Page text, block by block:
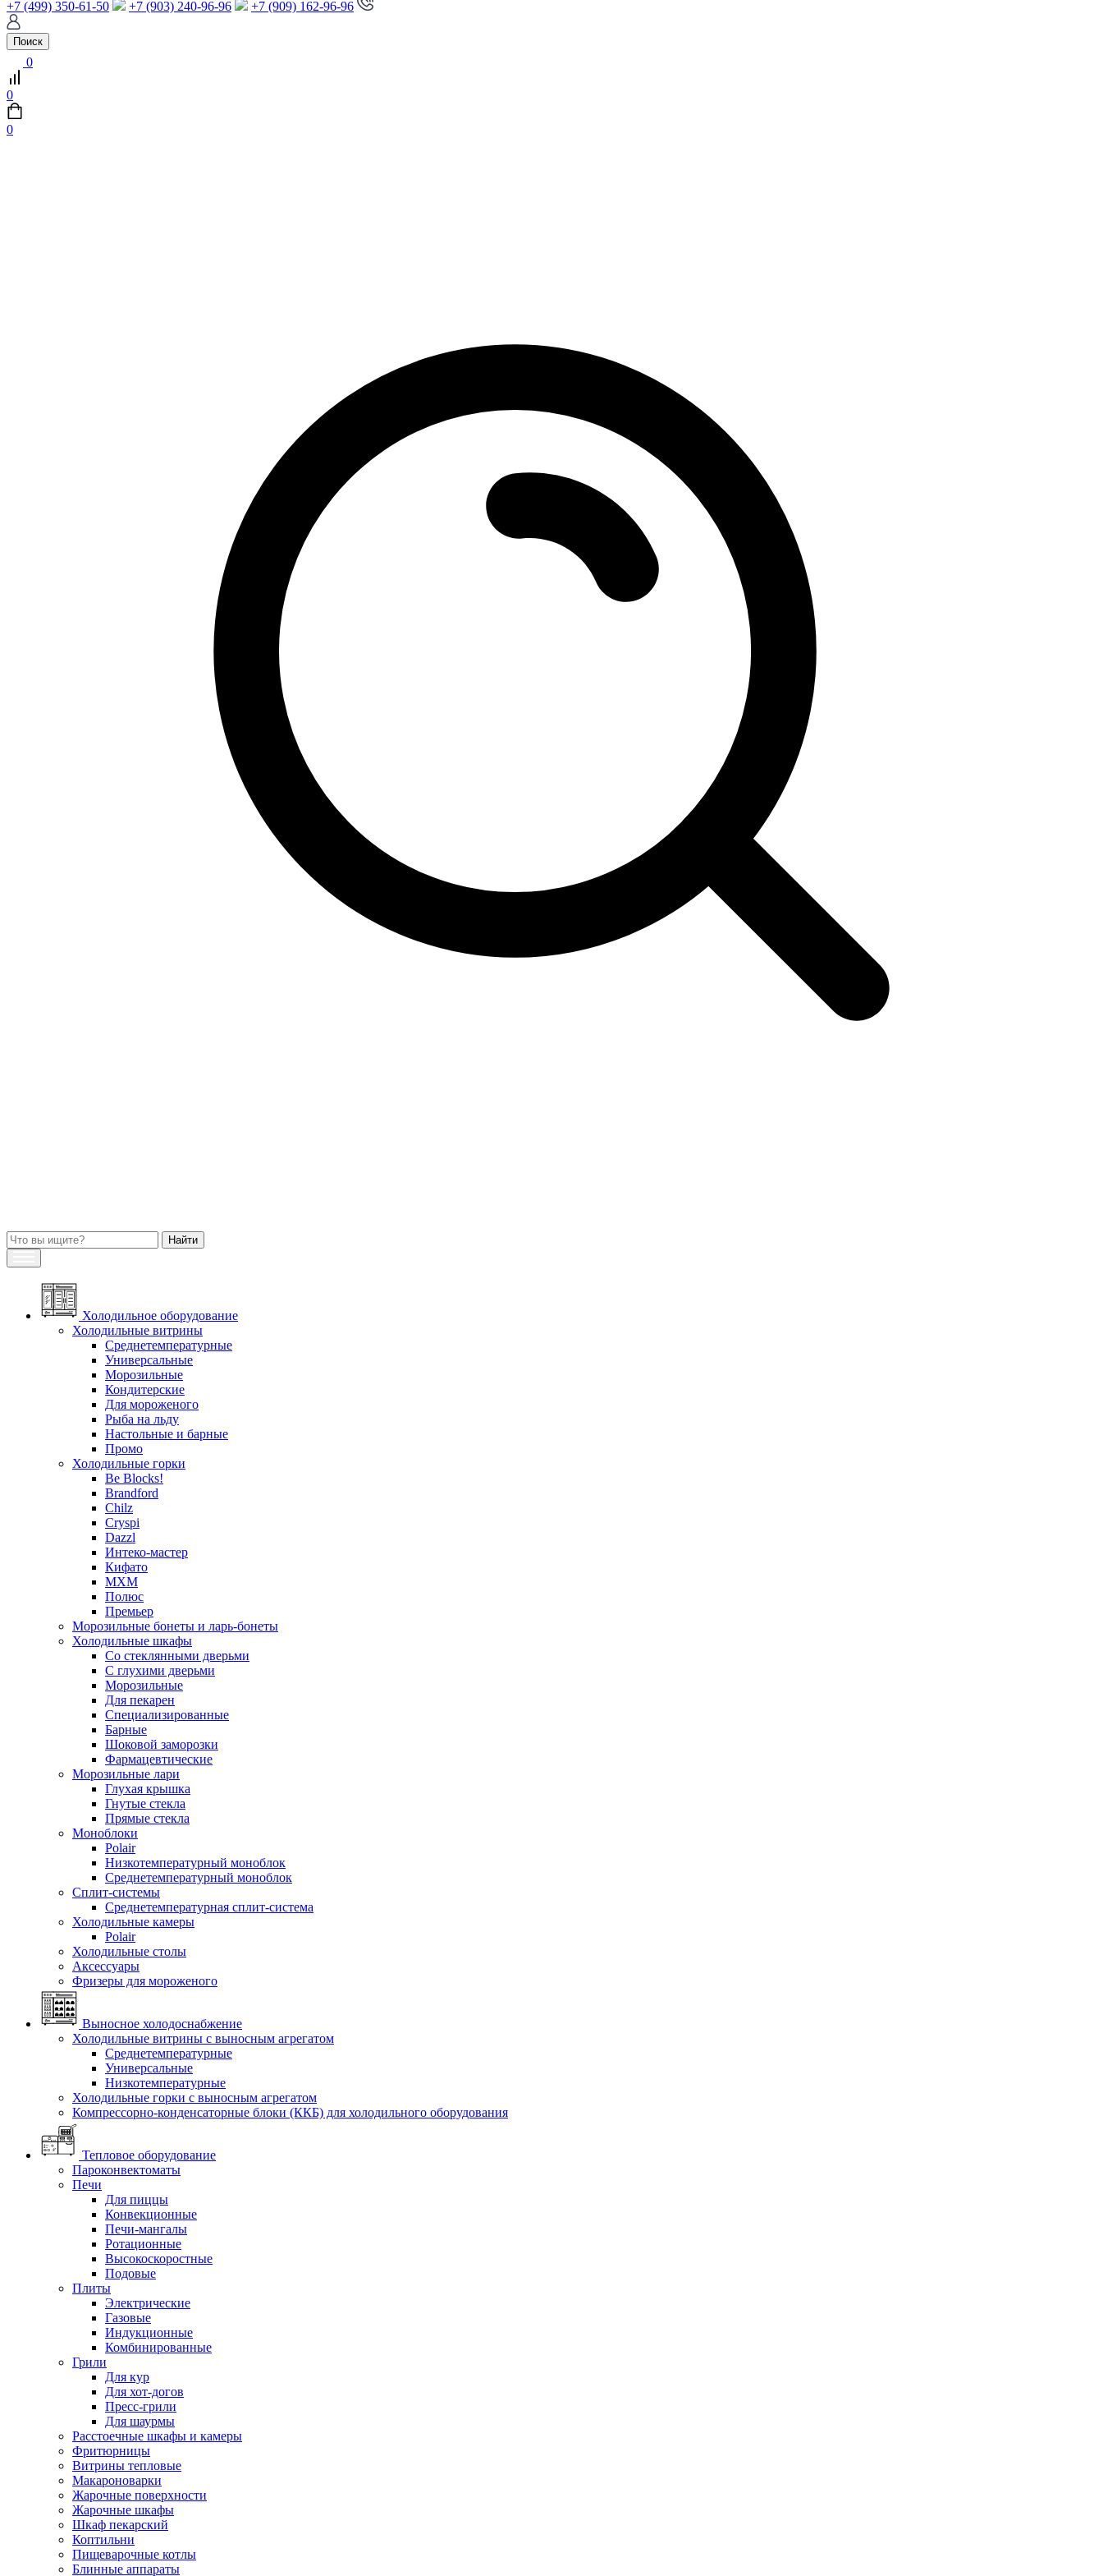
+7 (499) 350-61-50 +7 (903) 240-96-96 +7 (909) 162-96-96
Поиск
0
0
0
Холодильное оборудование
Холодильные витрины
Среднетемпературные
Универсальные
Морозильные
Кондитерские
Для мороженого
Рыба на льду
Настольные и барные
Промо
Холодильные горки
Be Blocks!
Brandford
Chilz
Cryspi
Dazzl
Интеко-мастер
Кифато
МХМ
Полюс
Премьер
Морозильные бонеты и ларь-бонеты
Холодильные шкафы
Со стеклянными дверьми
С глухими дверьми
Морозильные
Для пекарен
Специализированные
Барные
Шоковой заморозки
Фармацевтические
Морозильные лари
Глухая крышка
Гнутые стекла
Прямые стекла
Моноблоки
Polair
Низкотемпературный моноблок
Среднетемпературный моноблок
Сплит-системы
Среднетемпературная сплит-система
Холодильные камеры
Polair
Холодильные столы
Аксессуары
Фризеры для мороженого
Выносное холодоснабжение
Холодильные витрины с выносным агрегатом
Среднетемпературные
Универсальные
Низкотемпературные
Холодильные горки с выносным агрегатом
Компрессорно-конденсаторные блоки (ККБ) для холодильного оборудования
Тепловое оборудование
Пароконвектоматы
Печи
Для пиццы
Конвекционные
Печи-мангалы
Ротационные
Высокоскоростные
Подовые
Плиты
Электрические
Газовые
Индукционные
Комбинированные
Грили
Для кур
Для хот-догов
Пресс-грили
Для шаурмы
Расстоечные шкафы и камеры
Фритюрницы
Витрины тепловые
Макароноварки
Жарочные поверхности
Жарочные шкафы
Шкаф пекарский
Коптильни
Пищеварочные котлы
Блинные аппараты